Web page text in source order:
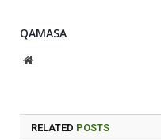
QAMASA
Website
RELATED POSTS